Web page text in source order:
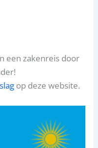
een zakenreis door
op deze website.